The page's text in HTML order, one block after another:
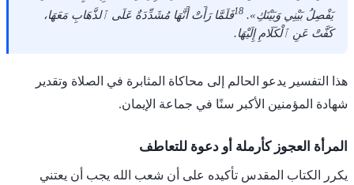
يَفْصِلُ بَيْنِي وَبَيْنَكِ». 18فَلَمَّا رَأَتْ أَنَّهَا مُشَدِّدَةٌ عَلَى ٱلذَّهَابِ مَعَهَا،
كَفَّتْ عَنِ ٱلْكَلَامِ إِلَيْهَا.
هذا التفسير يدعو الحالم إلى محاكاة المثابرة في الصلاة وتقدير
شهادة المؤمنين الأكبر سنًا في جماعة الإيمان.
المرأة العجوز كأرملة أو دعوة للتعاطف
يكرر الكتاب المقدس تأكيده على أن شعب الله يجب أن يعتني